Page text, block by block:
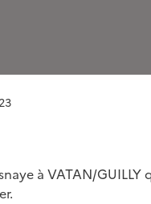
à VATAN/GUILLY